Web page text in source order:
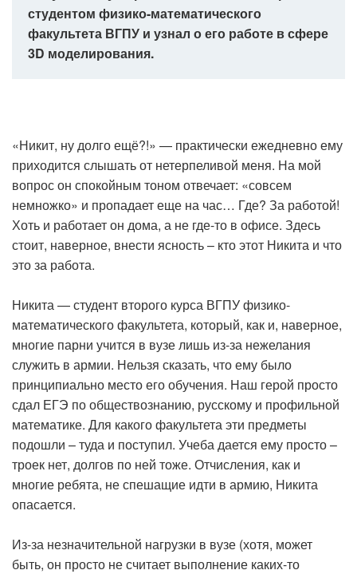
студентом физико-математического
факультета ВГПУ и узнал о его работе в сфере
3D моделирования.
«Никит, ну долго ещё?!» — практически ежедневно ему
приходится слышать от нетерпеливой меня. На мой
вопрос он спокойным тоном отвечает: «совсем
немножко» и пропадает еще на час… Где? За работой!
Хоть и работает он дома, а не где-то в офисе. Здесь
стоит, наверное, внести ясность – кто этот Никита и что
это за работа.
Никита — студент второго курса ВГПУ физико-
математического факультета, который, как и, наверное,
многие парни учится в вузе лишь из-за нежелания
служить в армии. Нельзя сказать, что ему было
принципиально место его обучения. Наш герой просто
сдал ЕГЭ по обществознанию, русскому и профильной
математике. Для какого факультета эти предметы
подошли – туда и поступил. Учеба дается ему просто –
троек нет, долгов по ней тоже. Отчисления, как и
многие ребята, не спешащие идти в армию, Никита
опасается.
Из-за незначительной нагрузки в вузе (хотя, может
быть, он просто не считает выполнение каких-то